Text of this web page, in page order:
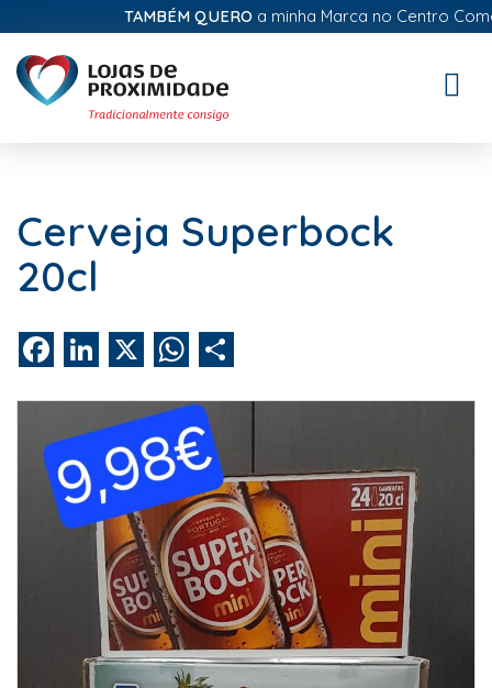
TAMBÉM QUEROa minha Marca no Centro
Cerveja Superbock
20cl
FacebookLinkedIn WhatsApp